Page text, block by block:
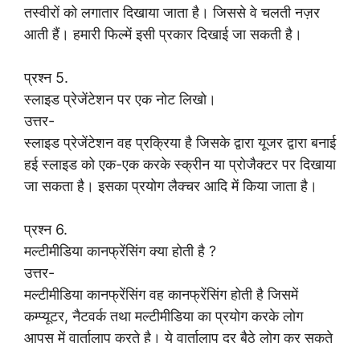
तस्वीरों को लगातार दिखाया जाता है। जिससे वे चलती नज़र
आती हैं। हमारी फिल्में इसी प्रकार दिखाई जा सकती है।
प्रश्न 5.
स्लाइड प्रेजेंटेशन पर एक नोट लिखो।
उत्तर-
स्लाइड प्रेजेंटेशन वह प्रक्रिया है जिसके द्वारा यूजर द्वारा बनाई
हई स्लाइड को एक-एक करके स्क्रीन या प्रोजैक्टर पर दिखाया
जा सकता है। इसका प्रयोग लैक्चर आदि में किया जाता है।
प्रश्न 6.
मल्टीमीडिया कानफ्रेंसिंग क्या होती है ?
उत्तर-
मल्टीमीडिया कानफ्रेंसिंग वह कानफ्रेंसिंग होती है जिसमें
कम्प्यूटर, नैटवर्क तथा मल्टीमीडिया का प्रयोग करके लोग
आपस में वार्तालाप करते है। ये वार्तालाप दूर बैठे लोग कर सकते